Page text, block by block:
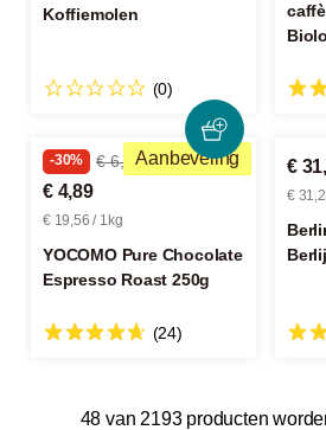
Koffiemolen
(0)
Aanbeveling
-30% € 6,99
€ 4,89
€ 19,56 / 1kg
YOCOMO Pure Chocolate
Espresso Roast 250g
(24)
€
€
48 van 2193 producten